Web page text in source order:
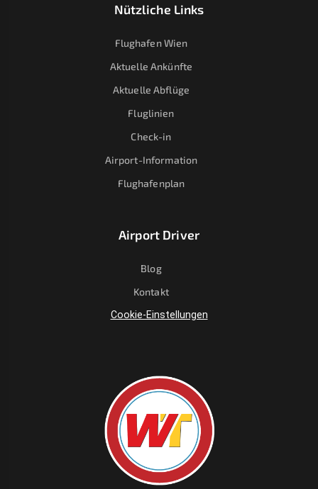
Nützliche Links
Flughafen Wien
Aktuelle Ankünfte
Aktuelle Abflüge
Fluglinien
Check-in
Airport-Information
Flughafenplan
Airport Driver
Blog
Kontakt
Cookie-Einstellungen